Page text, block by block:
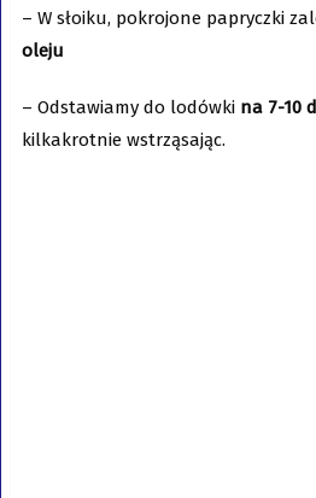
– W słoiku, pokrojone papryczki
oleju
– Odstawiamy do lodówki na 7-10
kilkakrotnie wstrząsając.